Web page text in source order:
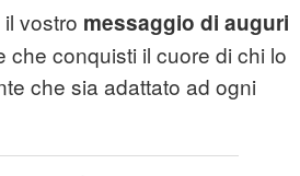
vostro messaggio di auguri
che conquisti il cuore di chi lo
che sia adattato ad ogni